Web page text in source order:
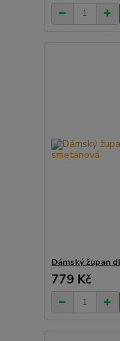
Dámský župan
779 Kč